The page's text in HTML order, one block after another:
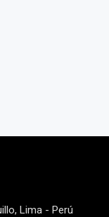
Lima - Perú